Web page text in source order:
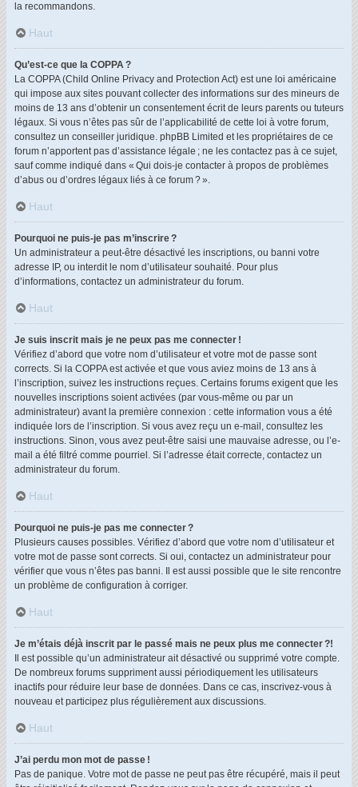
la recommandons.
Haut
Qu’est-ce que la COPPA ?
La COPPA (Child Online Privacy and Protection Act) est une loi américaine
qui impose aux sites pouvant collecter des informations sur des mineurs de
moins de 13 ans d’obtenir un consentement écrit de leurs parents ou tuteurs
légaux. Si vous n’êtes pas sûr de l’applicabilité de cette loi à votre forum,
consultez un conseiller juridique. phpBB Limited et les propriétaires de ce
forum n’apportent pas d’assistance légale ; ne les contactez pas à ce sujet,
sauf comme indiqué dans « Qui dois-je contacter à propos de problèmes
d’abus ou d’ordres légaux liés à ce forum ? ».
Haut
Pourquoi ne puis-je pas m’inscrire ?
Un administrateur a peut-être désactivé les inscriptions, ou banni votre
adresse IP, ou interdit le nom d’utilisateur souhaité. Pour plus
d’informations, contactez un administrateur du forum.
Haut
Je suis inscrit mais je ne peux pas me connecter !
Vérifiez d’abord que votre nom d’utilisateur et votre mot de passe sont
corrects. Si la COPPA est activée et que vous aviez moins de 13 ans à
l’inscription, suivez les instructions reçues. Certains forums exigent que les
nouvelles inscriptions soient activées (par vous-même ou par un
administrateur) avant la première connexion : cette information vous a été
indiquée lors de l’inscription. Si vous avez reçu un e-mail, consultez les
instructions. Sinon, vous avez peut-être saisi une mauvaise adresse, ou l’e-
mail a été filtré comme pourriel. Si l’adresse était correcte, contactez un
administrateur du forum.
Haut
Pourquoi ne puis-je pas me connecter ?
Plusieurs causes possibles. Vérifiez d’abord que votre nom d’utilisateur et
votre mot de passe sont corrects. Si oui, contactez un administrateur pour
vérifier que vous n’êtes pas banni. Il est aussi possible que le site rencontre
un problème de configuration à corriger.
Haut
Je m’étais déjà inscrit par le passé mais ne peux plus me connecter ?!
Il est possible qu’un administrateur ait désactivé ou supprimé votre compte.
De nombreux forums suppriment aussi périodiquement les utilisateurs
inactifs pour réduire leur base de données. Dans ce cas, inscrivez-vous à
nouveau et participez plus régulièrement aux discussions.
Haut
J’ai perdu mon mot de passe !
Pas de panique. Votre mot de passe ne peut pas être récupéré, mais il peut